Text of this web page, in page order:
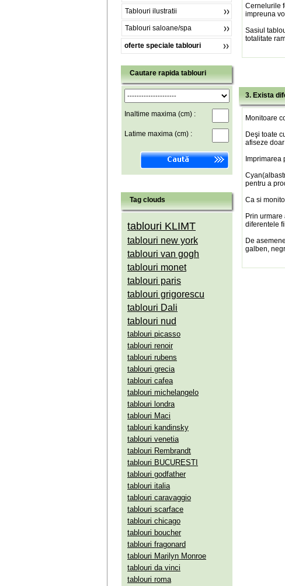
Tablouri ilustratii
Tablouri saloane/spa
oferte speciale tablouri
Cautare rapida tablouri
Inaltime maxima (cm) :
Latime maxima (cm) :
Tag clouds
tablouri KLIMT
tablouri new york
tablouri van gogh
tablouri monet
tablouri paris
tablouri grigorescu
tablouri Dali
tablouri nud
tablouri picasso
tablouri renoir
tablouri rubens
tablouri grecia
tablouri cafea
tablouri michelangelo
tablouri londra
tablouri Maci
tablouri kandinsky
tablouri venetia
tablouri Rembrandt
tablouri BUCURESTI
tablouri godfather
tablouri italia
tablouri caravaggio
tablouri scarface
tablouri chicago
tablouri boucher
tablouri fragonard
tablouri Marilyn Monroe
tablouri da vinci
tablouri roma
Cernelurile
impreuna
Sasiul
totalitate
3. Exista
Monitoare
Deşi toate
afiseze
Imprimarea
pentru a
Ca si
Prin
diferentele
De
galben,